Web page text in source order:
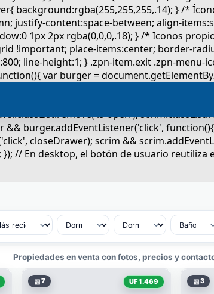
Propiedades en venta con fotos, precios y
▧7 UF 1.469 ▧3